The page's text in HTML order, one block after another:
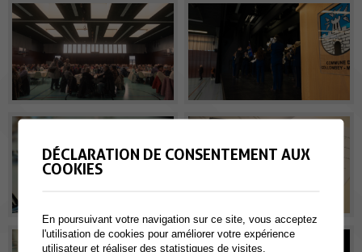
DÉCLARATION DE CONSENTEMENT AUX
COOKIES
En poursuivant votre navigation sur ce site, vous acceptez
l'utilisation de cookies pour améliorer votre expérience
utilisateur et réaliser des statistiques de visites.